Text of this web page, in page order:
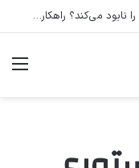
بررسی تخصصی: آیا واقعا شارژ سریع باتری را نابود می‌کند؟ راهکارهای عملی برای افزایش طول عمر باتری